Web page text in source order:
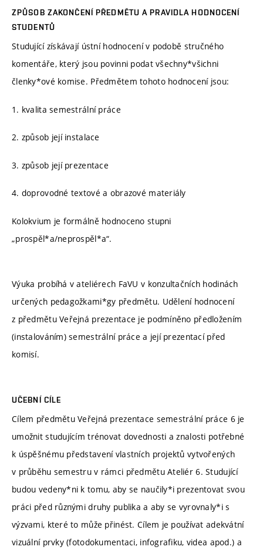
ZPŮSOB ZAKONČENÍ PŘEDMĚTU A PRAVIDLA HODNOCENÍ
STUDENTŮ
Studující získávají ústní hodnocení v podobě stručného
komentáře, který jsou povinni podat všechny*všichni
členky*ové komise. Předmětem tohoto hodnocení jsou:
1. kvalita semestrální práce
2. způsob její instalace
3. způsob její prezentace
4. doprovodné textové a obrazové materiály
Kolokvium je formálně hodnoceno stupni
„prospěl*a/neprospěl*a“.
Výuka probíhá v ateliérech FaVU v konzultačních hodinách
určených pedagožkami*gy předmětu. Udělení hodnocení
z předmětu Veřejná prezentace je podmíněno předložením
(instalováním) semestrální práce a její prezentací před
komisí.
UČEBNÍ CÍLE
Cílem předmětu Veřejná prezentace semestrální práce 6 je
umožnit studujícím trénovat dovednosti a znalosti potřebné
k úspěšnému představení vlastních projektů vytvořených
v průběhu semestru v rámci předmětu Ateliér 6. Studující
budou vedeny*ni k tomu, aby se naučily*i prezentovat svou
práci před různými druhy publika a aby se vyrovnaly*i s
výzvami, které to může přinést. Cílem je používat adekvátní
vizuální prvky (fotodokumentaci, infografiku, videa apod.) a